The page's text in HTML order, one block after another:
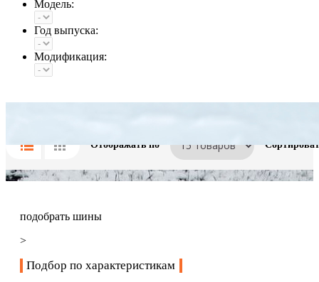
Модель:
Год выпуска:
Модификация:
Отображать по
подобрать шины
>
Подбор по характеристикам